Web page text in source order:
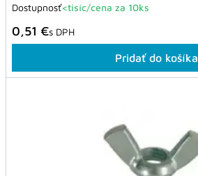
Dostupnosť<tisíc/cena za 10ks
0,51 €s DPH
Pridať do košíka